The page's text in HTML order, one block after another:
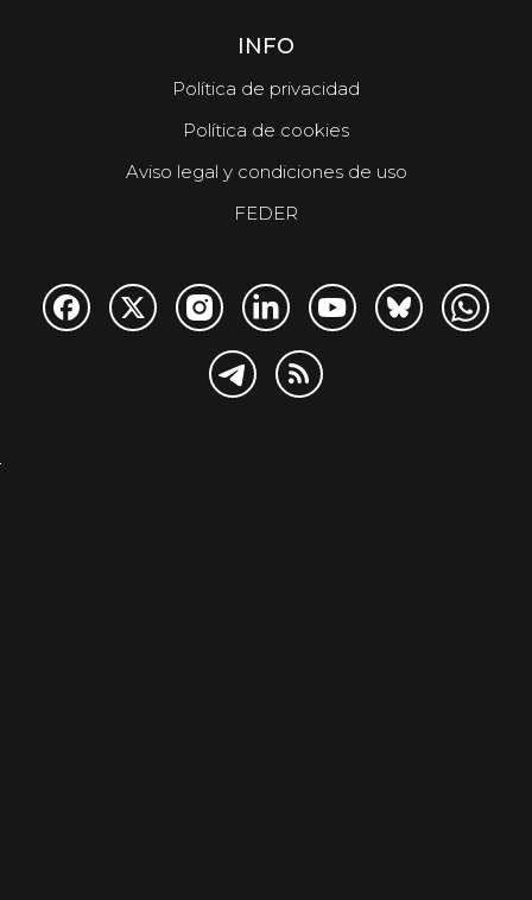
INFO
Política de privacidad
Política de cookies
Aviso legal y condiciones de uso
FEDER